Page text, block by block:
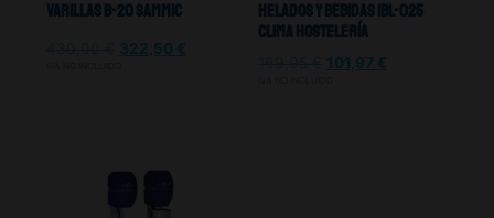
Varillas B-20 Sammic
322,50 €
Helados y Bebidas IBL-025
Clima Hostelería
101,97 €